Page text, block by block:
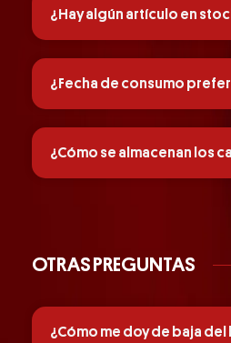
¿Hay algún artículo en
¿Fecha de consumo
¿Cómo se almacenan los
OTRAS PREGUNTAS
¿Cómo me doy de baja